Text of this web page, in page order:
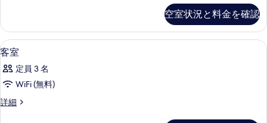
み
条
件
の
写
真
を
表
示
細
空室状況と料金を確認
客
室
の
す
べ
2
客室
定員 3 名
WiFi (無料)
詳細
客